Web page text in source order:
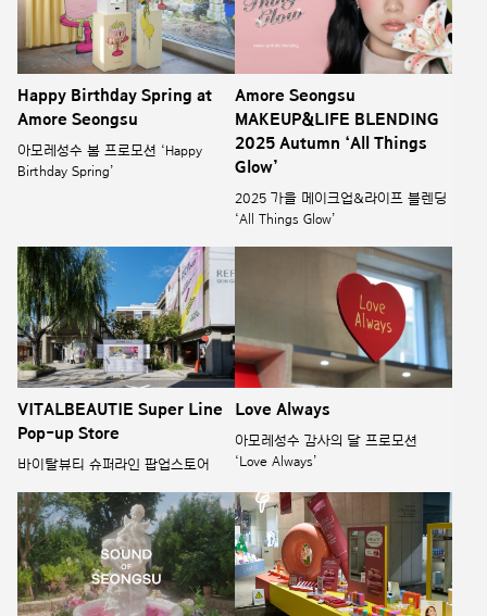
Happy Birthday Spring at
Amore Seongsu
아모레성수 봄 프로모션 ‘Happy
Birthday Spring’
Amore Seongsu
MAKEUP&LIFE BLENDING
2025 Autumn ‘All Things
Glow’
2025 가을 메이크업&라이프 블렌딩
‘All Things Glow’
VITALBEAUTIE Super Line
Pop-up Store
바이탈뷰티 슈퍼라인 팝업스토어
Love Always
아모레성수 감사의 달 프로모션
‘Love Always’